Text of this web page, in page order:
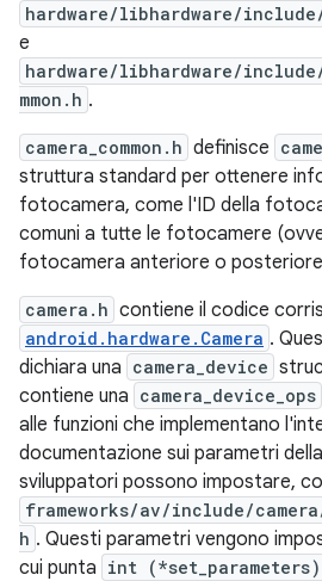
hardware/libhardware/
e
hardware/libhardware/include/
mmon.h .
camera_common.h definisce
struttura standard per ottenere
fotocamera, come l'ID della
comuni a tutte le fotocamere
fotocamera anteriore o
camera.h contiene il codice
android.hardware.Camera .
dichiara una camera_device
contiene una camera_device_ops
alle funzioni che implementano
documentazione sui parametri
sviluppatori possono impostare,
frameworks/av/include/camera/
h . Questi parametri vengono
cui punta int